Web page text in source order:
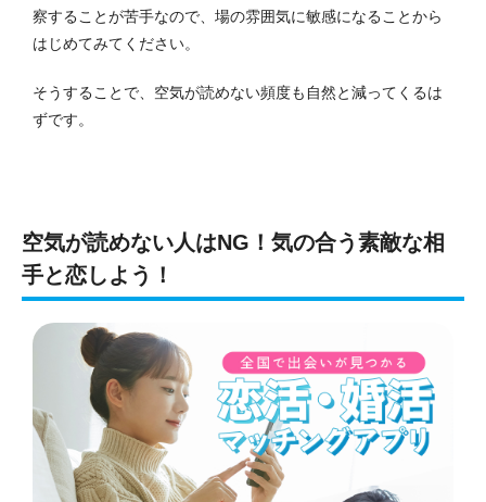
察することが苦手なので、場の雰囲気に敏感になることから
はじめてみてください。
そうすることで、空気が読めない頻度も自然と減ってくるは
ずです。
空気が読めない人はNG！気の合う素敵な相
手と恋しよう！